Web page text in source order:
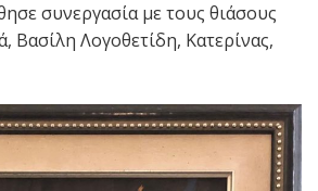
συνεργασία με τους θιάσους
Λογοθετίδη, Κατερίνας,